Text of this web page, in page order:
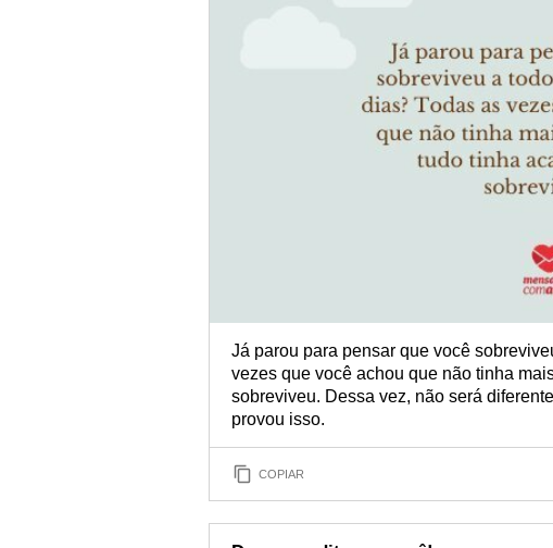
Já parou para pensar que você
vezes que você achou que não tinha
sobreviveu. Dessa vez, não será
provou isso.
COPIAR